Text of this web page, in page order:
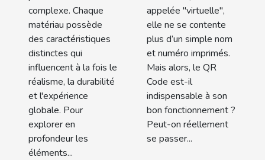
complexe. Chaque
matériau possède
des caractéristiques
distinctes qui
influencent à la fois le
réalisme, la durabilité
et l'expérience
globale. Pour
explorer en
profondeur les
éléments...
appelée "virtuelle",
elle ne se contente
plus d’un simple nom
et numéro imprimés.
Mais alors, le QR
Code est-il
indispensable à son
bon fonctionnement ?
Peut-on réellement
se passer...